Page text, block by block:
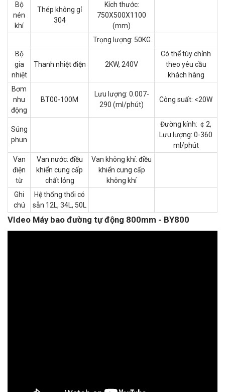
Bộ
nén
khí
Thép không gỉ
304
Kích thước:
750X500X1100
(mm)
Trọng lượng: 50KG
Bộ
gia
nhiệt
Thanh nhiệt điện 2KW, 240V
Có thể tùy chỉnh
theo yêu cầu
khách hàng
Bơm
nhu
động
BT00-100M
Lưu lượng: 0.007-
290 (ml/phút)
Công suất: <20W
Súng
phun
Đường kính: ￠2,
Lưu lượng: 0-360
ml/phút
Van
điện
từ
Van nước: điều
khiển cung cấp
chất lỏng
Van không khí: điều
khiển cung cấp
không khí
Ghi
chú
Hệ thống thổi có
sẵn 12L, 34L, 50L
VIdeo Máy bao đường tự động 800mm - BY800